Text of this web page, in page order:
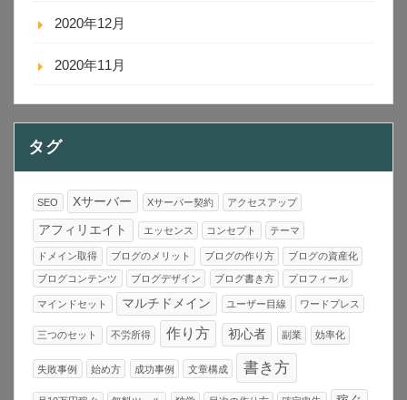
2020年12月
2020年11月
タグ
SEO Xサーバー Xサーバー契約 アクセスアップ
アフィリエイト エッセンス コンセプト テーマ
ドメイン取得 ブログのメリット ブログの作り方 ブログの資産化
ブログコンテンツ ブログデザイン ブログ書き方 プロフィール
マインドセット マルチドメイン ユーザー目線 ワードプレス
三つのセット 不労所得 作り方 初心者 副業 効率化
失敗事例 始め方 成功事例 文章構成 書き方